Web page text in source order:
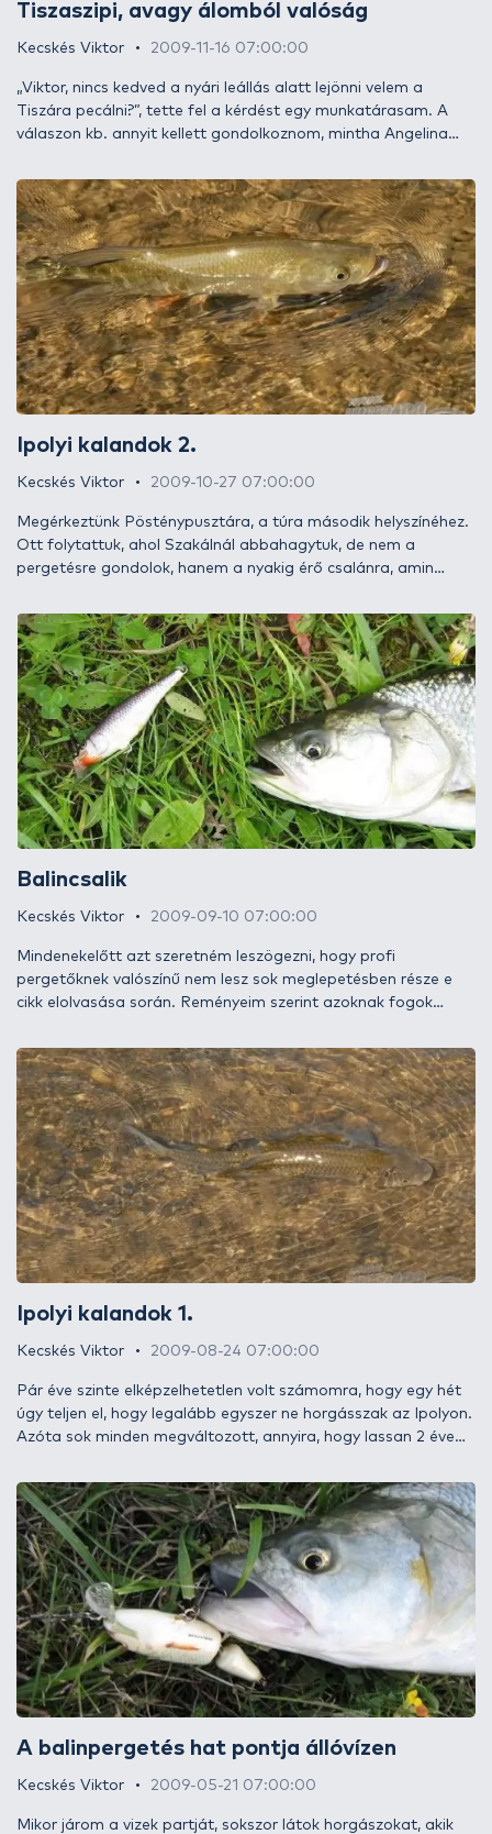
Tiszaszipi, avagy álomból valóság
Kecskés Viktor 2009-11-16 07:00:00
„Viktor, nincs kedved a nyári leállás alatt lejönni velem a
Tiszára pecálni?”, tette fel a kérdést egy munkatárasam. A
válaszon kb. annyit kellett gondolkoznom, mintha Angelina
Ipolyi kalandok 2.
Kecskés Viktor 2009-10-27 07:00:00
Megérkeztünk Pösténypusztára, a túra második helyszínéhez.
Ott folytattuk, ahol Szakálnál abbahagytuk, de nem a
pergetésre gondolok, hanem a nyakig érő csalánra, amin
amik fényes nappal agyoncsípik pillanatok alatt.
Balincsalik
Kecskés Viktor 2009-09-10 07:00:00
Mindenekelőtt azt szeretném leszögezni, hogy profi
pergetőknek valószínű nem lesz sok meglepetésben része e
cikk elolvasása során. Reményeim szerint azoknak fogok
balinjukat peregetve! Előző írásomban azt a kijelentést
tettem, hogy azzal fogunk halat, amivel dobálunk, de nem
mindegy, mennyit kell ahhoz a halhoz dobálni! Néhány
történettel színesítve próbálok egy olyan 4 csaliból álló
készletet a kezetekbe adni, amivel bátran neki lehet vágni a
nagy feladatnak!
Ipolyi kalandok 1.
Kecskés Viktor 2009-08-24 07:00:00
Pár éve szinte elképzelhetetlen volt számomra, hogy egy hét
úgy teljen el, hogy legalább egyszer ne horgásszak az Ipolyon.
Azóta sok minden megváltozott, annyira, hogy lassan 2 éve
mindenképpen szerettem volna eljutni legalább 1-1 napra
legyezni, illetve pergetni. Egy munkahelyi beszélgetés
alkalmával szóba került a horgászat, a szép környezet.
Munkatársam ugyan már régóta nem horgászik, egészen más
hobbija van, amit szívesen kipróbálna a vízparton. Ez nem
más, mint a fotózás. Pont kapóra jött, hiszen eddigi képeim
nem éppen „művészire” sikeredtek. Már csak az időpontot
kellett egyeztetni, és nekivághattunk első közös
kalandunknak…
A balinpergetés hat pontja állóvízen
Kecskés Viktor 2009-05-21 07:00:00
Mikor járom a vizek partját, sokszor látok horgászokat, akik